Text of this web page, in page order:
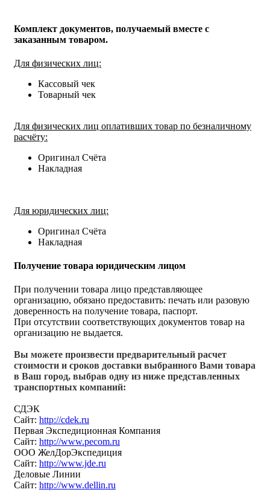
Комплект документов, получаемый вместе с
заказанным товаром.
Для физических лиц:
Кассовый чек
Товарный чек
Для физических лиц оплативших товар по безналичному
расчёту:
Оригинал Счёта
Накладная
Для юридических лиц:
Оригинал Счёта
Накладная
Получение товара юридическим лицом
При получении товара лицо представляющее
организацию, обязано предоставить: печать или разовую
доверенность на получение товара, паспорт.
При отсутствии соответствующих документов товар на
организацию не выдается.
Вы можете произвести предварительный расчет
стоимости и сроков доставки выбранного Вами товара
в Ваш город, выбрав одну из ниже представленных
транспортных компаний:
СДЭК
Сайт: http://cdek.ru
Первая Экспедиционная Компания
Сайт: http://www.pecom.ru
ООО ЖелДорЭкспедиция
Сайт: http://www.jde.ru
Деловые Линии
Сайт: http://www.dellin.ru